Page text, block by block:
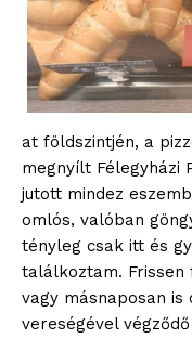
at földszintjén, a
megnyílt Félegyházi
jutott mindez
omlós, valóban
tényleg csak itt és
találkoztam. Frissen
vagy másnaposan is
vereségével